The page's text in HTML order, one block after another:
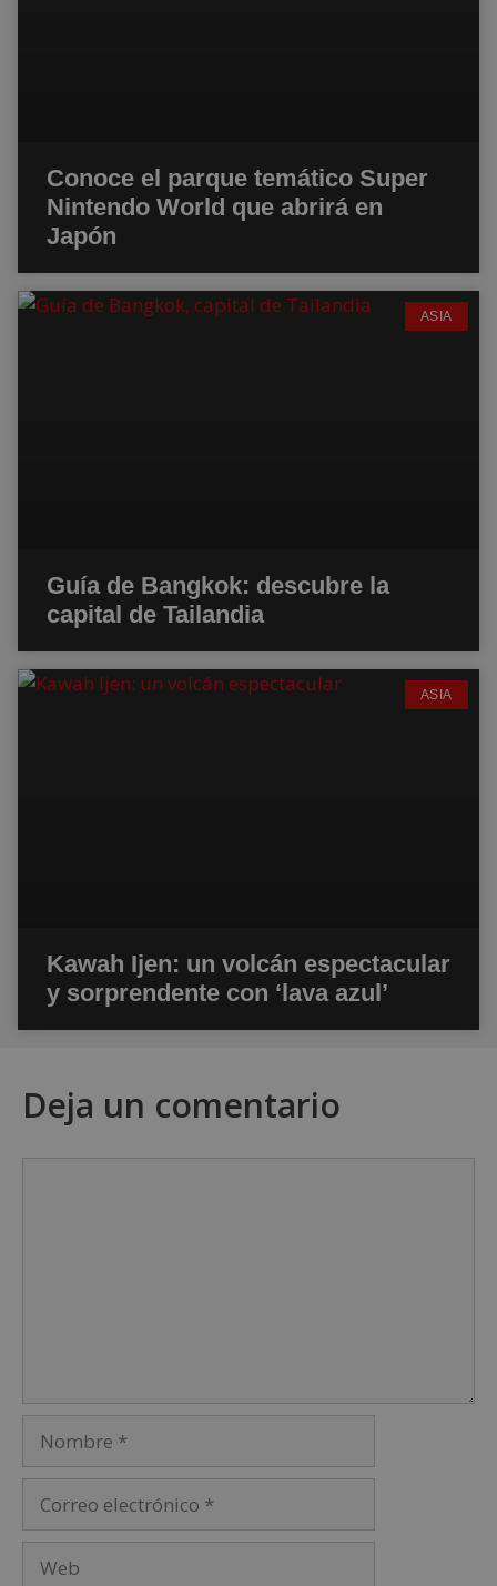
Conoce el parque temático Super
Nintendo World que abrirá en
Japón
ASIA
Guía de Bangkok: descubre la
capital de Tailandia
ASIA
Kawah Ijen: un volcán espectacular
y sorprendente con ‘lava azul’
Deja un comentario